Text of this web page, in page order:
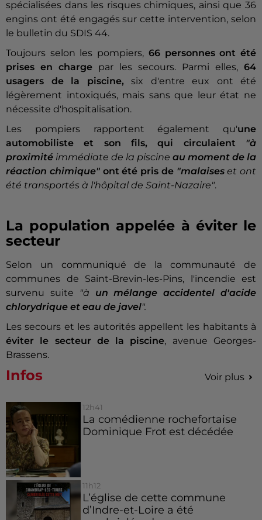
spécialisées dans les risques chimiques, ainsi que 36
engins ont été engagés sur cette intervention, selon
le bulletin du SDIS 44.
Toujours selon les pompiers, 66 personnes ont été
prises en charge par les secours. Parmi elles, 64
usagers de la piscine, six d'entre eux ont été
légèrement intoxiqués, mais sans que leur état ne
nécessite d'hospitalisation.
Les pompiers rapportent également qu'une
automobiliste et son fils, qui circulaient "à
proximité immédiate de la piscine au moment de la
réaction chimique" ont été pris de "malaiseset ont
été transportés à l'hôpital de Saint-Nazaire".
La population appelée à éviter le
secteur
Selon un communiqué de la communauté de
communes de Saint-Brevin-les-Pins, l'incendie est
survenu suite
"à un mélange accidentel d'acide
chlorydrique et eau de javel".
Les secours et les autorités appellent les habitants à
éviter le secteur de la piscine, avenue Georges-
Brassens.
Infos Voir plus
12h41
La comédienne rochefortaise
Dominique Frot est décédée
11h12
L’église de cette commune
d’Indre-et-Loire a été